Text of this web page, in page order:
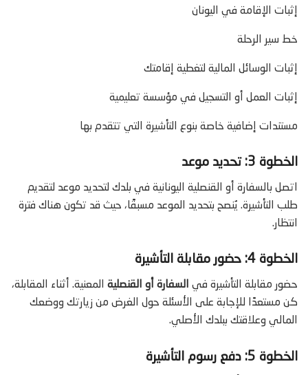
إثبات الإقامة في اليونان
خط سير الرحلة
إثبات الوسائل المالية لتغطية إقامتك
إثبات العمل أو التسجيل في مؤسسة تعليمية
مستندات إضافية خاصة بنوع التأشيرة التي تتقدم بها
الخطوة 3: تحديد موعد
اتصل بالسفارة أو القنصلية اليونانية في بلدك لتحديد موعد لتقديم
طلب التأشيرة. يُنصح بتحديد الموعد مسبقًا، حيث قد تكون هناك فترة
انتظار.
الخطوة 4: حضور مقابلة التأشيرة
حضور مقابلة التأشيرة في السفارة أو القنصلية
المعنية. أثناء المقابلة،
كن مستعدًا للإجابة على الأسئلة حول الغرض من زيارتك ووضعك
المالي وعلاقتك ببلدك الأصلي.
الخطوة 5: دفع رسوم التأشيرة